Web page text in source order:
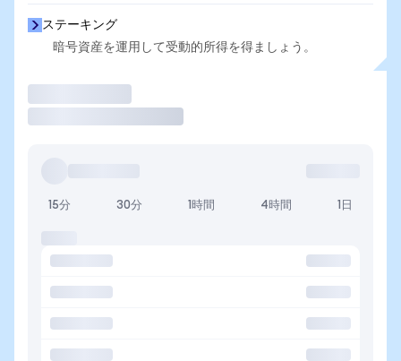
ステーキング
暗号資産を運用して受動的所得を得ましょう。
15分 30分 1時間 4時間 1日